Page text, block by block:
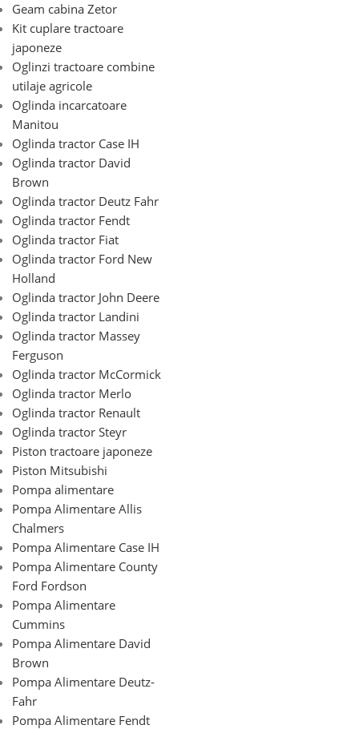
Geam cabina Zetor
Kit cuplare tractoare
japoneze
Oglinzi tractoare combine
utilaje agricole
Oglinda incarcatoare
Manitou
Oglinda tractor Case IH
Oglinda tractor David
Brown
Oglinda tractor Deutz Fahr
Oglinda tractor Fendt
Oglinda tractor Fiat
Oglinda tractor Ford New
Holland
Oglinda tractor John Deere
Oglinda tractor Landini
Oglinda tractor Massey
Ferguson
Oglinda tractor McCormick
Oglinda tractor Merlo
Oglinda tractor Renault
Oglinda tractor Steyr
Piston tractoare japoneze
Piston Mitsubishi
Pompa alimentare
Pompa Alimentare Allis
Chalmers
Pompa Alimentare Case IH
Pompa Alimentare County
Ford Fordson
Pompa Alimentare
Cummins
Pompa Alimentare David
Brown
Pompa Alimentare Deutz-
Fahr
Pompa Alimentare Fendt